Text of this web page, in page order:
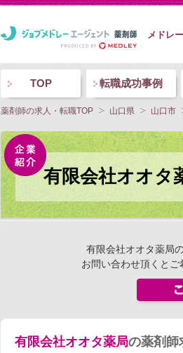
メドレ
TOP 転職成功事例
薬剤師の求人・転職TOP 山口県 山口市
有限会社オオタ
有限会社オオタ薬局
お問い合わせ頂くとご
有限会社オオタ薬局の薬剤師